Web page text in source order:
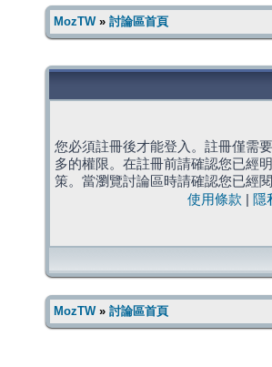
MozTW» 討論區首頁
您必須註冊後才能登入。註冊僅需
多的權限。在註冊前請確認您已經
策。當瀏覽討論區時請確認您已經
使用條款
隱
MozTW» 討論區首頁